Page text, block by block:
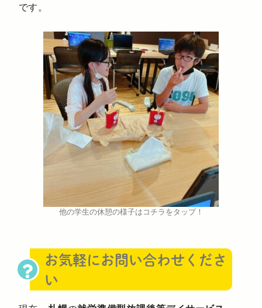
です。
他の学生の休憩の様子はコチラをタップ！
お気軽にお問い合わせくださ
い